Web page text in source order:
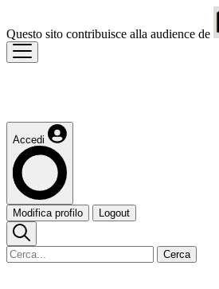
Questo sito contribuisce alla audience de
Accedi
Modifica profilo Logout
Cerca